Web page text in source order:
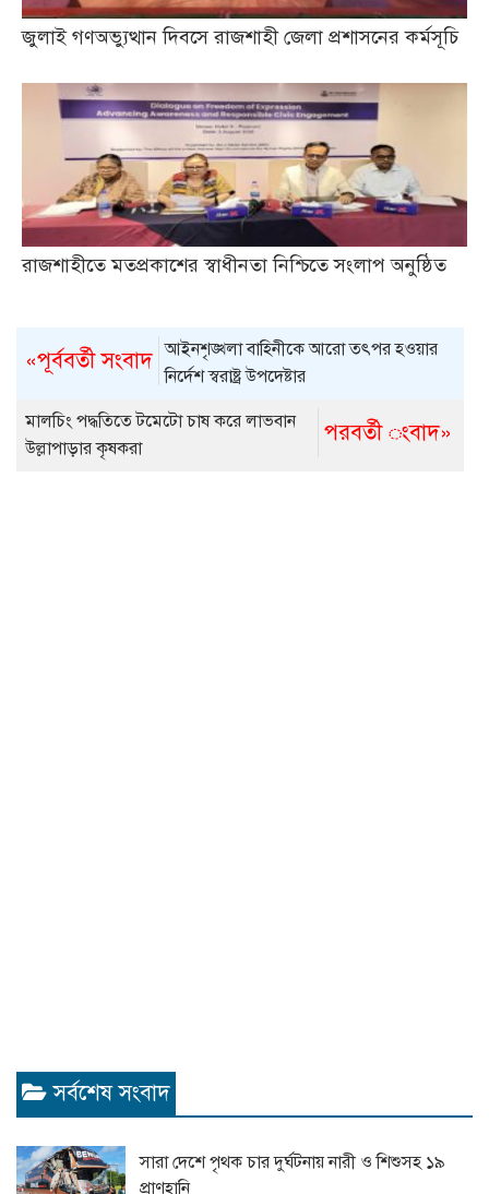
জুলাই গণঅভ্যুত্থান দিবসে রাজশাহী জেলা প্রশাসনের কর্মসূচি
রাজশাহীতে মতপ্রকাশের স্বাধীনতা নিশ্চিতে সংলাপ অনুষ্ঠিত
«পূর্ববর্তী সংবাদ আইনশৃঙ্খলা বাহিনীকে আরো তৎপর হওয়ার
নির্দেশ স্বরাষ্ট্র উপদেষ্টার
পরবর্তী ংবাদ»
মালচিং পদ্ধতিতে টমেটো চাষ করে লাভবান
উল্লাপাড়ার কৃষকরা
সর্বশেষ সংবাদ
সারা দেশে পৃথক চার দুর্ঘটনায় নারী ও শিশুসহ ১৯
প্রাণহানি